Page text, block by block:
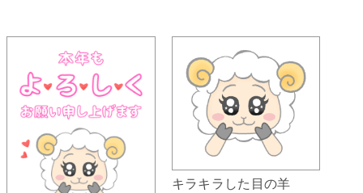
キラキラした目の羊